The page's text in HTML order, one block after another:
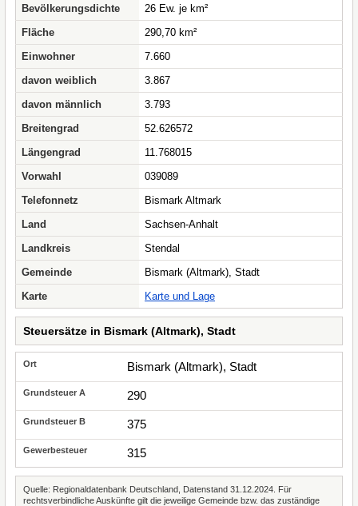
Bevölkerungsdichte
26 Ew. je km²
Fläche
290,70 km²
Einwohner
7.660
davon weiblich
3.867
davon männlich
3.793
Breitengrad
52.626572
Längengrad
11.768015
Vorwahl
039089
Telefonnetz
Bismark Altmark
Land
Sachsen-Anhalt
Landkreis
Stendal
Gemeinde
Bismark (Altmark), Stadt
Karte
Karte und Lage
Steuersätze in Bismark (Altmark), Stadt
Bismark (Altmark), Stadt
290
375
315
Quelle: Regionaldatenbank Deutschland, Datenstand 31.12.2024. Für
rechtsverbindliche Auskünfte gilt die jeweilige Gemeinde bzw. das zuständige